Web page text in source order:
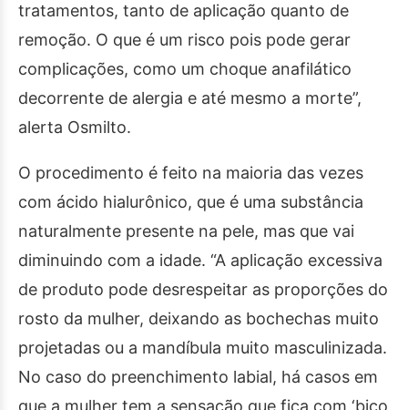
tratamentos, tanto de aplicação quanto de
remoção. O que é um risco pois pode gerar
complicações, como um choque anafilático
decorrente de alergia e até mesmo a morte”,
alerta Osmilto.
O procedimento é feito na maioria das vezes
com ácido hialurônico, que é uma substância
naturalmente presente na pele, mas que vai
diminuindo com a idade. “A aplicação excessiva
de produto pode desrespeitar as proporções do
rosto da mulher, deixando as bochechas muito
projetadas ou a mandíbula muito masculinizada.
No caso do preenchimento labial, há casos em
que a mulher tem a sensação que fica com ‘bico